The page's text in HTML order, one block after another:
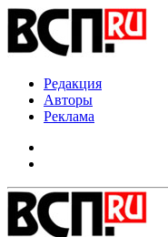
Редакция
Авторы
Реклама